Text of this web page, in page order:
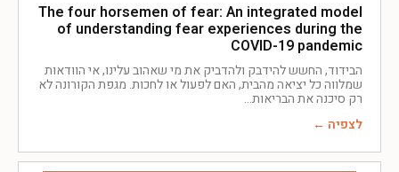
The four horsemen of fear: An integrated model
of understanding fear experiences during the
COVID-19 pandemic
הבידוד, החשש להידבק ולהדביק את מי שאהוב עלינו, אי הוודאות
שמלווה כל יציאה מהבית, האם לפעול או לחכות. מגפת הקורונה לא
רק סיכנה את הבריאות
לצפיה ←